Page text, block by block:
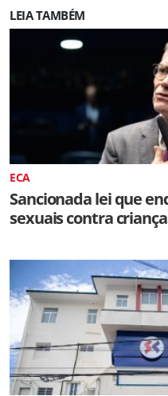
LEIA TAMBÉM
ECA
Sancionada lei que
sexuais contra